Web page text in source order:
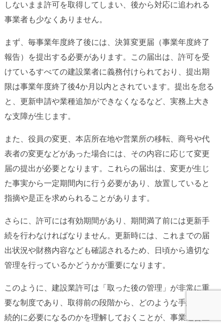
しないまま許可を取得してしまい、後から対応に追われる
事業者も少なくありません。
まず、毎事業年度終了後には、決算変更届（事業年度終了
報告）を提出する必要があります。この届出は、許可を受
けているすべての建設業者に義務付けられており、提出期
限は事業年度終了後4か月以内とされています。提出を怠る
と、更新申請や業種追加ができなくなるなど、実務上大き
な支障が生じます。
また、役員の変更、本店所在地や営業所の移転、商号や代
表者の変更などがあった場合には、その内容に応じて変更
届の提出が必要となります。これらの届出は、変更が生じ
た事実から一定期間内に行う必要があり、放置していると
指摘や是正を求められることがあります。
さらに、許可には有効期間があり、期間満了前には更新手
続を行わなければなりません。更新時には、これまでの届
出状況や財務内容なども確認されるため、日頃から適切な
管理を行っているかどうかが重要になります。
このように、建設業許可は「取った後の管理」が非常に重
要な制度であり、取得前の段階から、どのような手続が継
続的に必要になるのかを理解しておくことが、事業運営上